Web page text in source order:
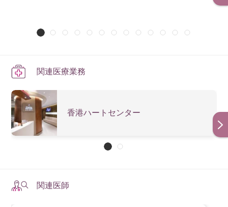
関連医療業務
香港ハートセンター
関連医師